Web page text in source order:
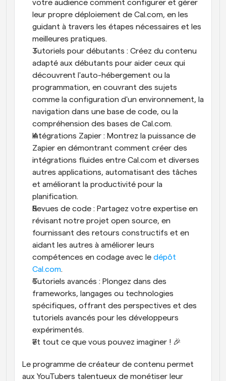
votre audience comment configurer et gérer
leur propre déploiement de Cal.com, en les
guidant à travers les étapes nécessaires et les
meilleures pratiques.
Tutoriels pour débutants : Créez du contenu
adapté aux débutants pour aider ceux qui
découvrent l'auto-hébergement ou la
programmation, en couvrant des sujets
comme la configuration d'un environnement, la
navigation dans une base de code, ou la
compréhension des bases de Cal.com.
Intégrations Zapier : Montrez la puissance de
Zapier en démontrant comment créer des
intégrations fluides entre Cal.com et diverses
autres applications, automatisant des tâches
et améliorant la productivité pour la
planification.
Revues de code : Partagez votre expertise en
révisant notre projet open source, en
fournissant des retours constructifs et en
aidant les autres à améliorer leurs
compétences en codage avec le dépôt
Cal.com.
Tutoriels avancés : Plongez dans des
frameworks, langages ou technologies
spécifiques, offrant des perspectives et des
tutoriels avancés pour les développeurs
expérimentés.
et tout ce que vous pouvez imaginer ! 🎉
Le programme de créateur de contenu permet
aux YouTubers talentueux de monétiser leur